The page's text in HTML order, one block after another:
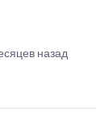
назад